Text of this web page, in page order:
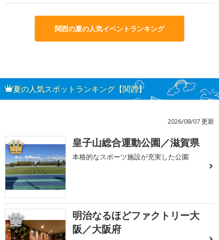
関西の夏の人気イベントランキング
夏の人気スポットランキング【関西】
2026/08/07 更新
1 皇子山総合運動公園／滋賀県
本格的なスポーツ施設が充実した公園
2
明治なるほどファクトリー大
阪／大阪府